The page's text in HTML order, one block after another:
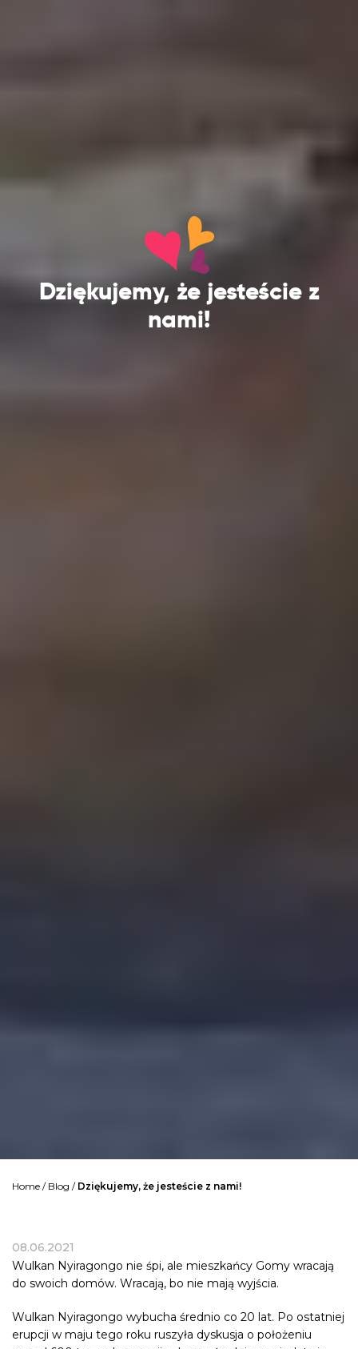
Dziękujemy, że jesteście z
nami!
Home / Blog / Dziękujemy, że jesteście z nami!
08.06.2021
Wulkan Nyiragongo nie śpi, ale mieszkańcy Gomy wracają
do swoich domów. Wracają, bo nie mają wyjścia.
Wulkan Nyiragongo wybucha średnio co 20 lat. Po ostatniej
erupcji w maju tego roku ruszyła dyskusja o położeniu